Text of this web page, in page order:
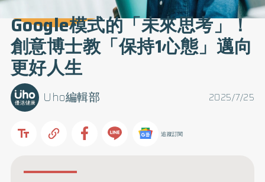
Google模式的「未來思考」！
創意博士教「保持1心態」邁向
更好人生
2025/7/25
Uho編輯部
追蹤訂閱